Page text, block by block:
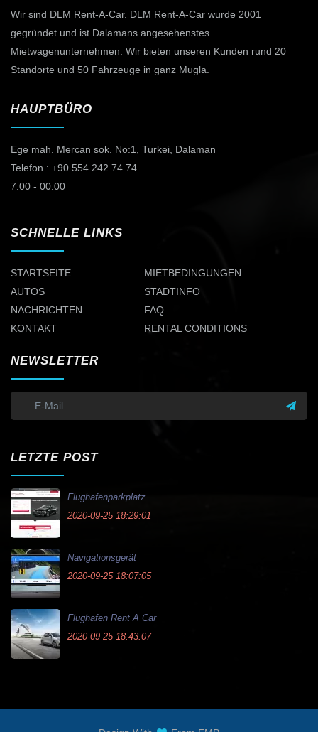
Wir sind DLM Rent-A-Car. DLM Rent-A-Car wurde 2001
gegründet und ist Dalamans angesehenstes
Mietwagenunternehmen. Wir bieten unseren Kunden rund 20
Standorte und 50 Fahrzeuge in ganz Mugla.
HAUPTBÜRO
Ege mah. Mercan sok. No:1, Turkei, Dalaman
Telefon : +90 554 242 74 74
7:00 - 00:00
SCHNELLE LINKS
STARTSEITE
AUTOS
NACHRICHTEN
KONTAKT
MIETBEDINGUNGEN
STADTINFO
FAQ
RENTAL CONDITIONS
NEWSLETTER
LETZTE POST
Flughafenparkplatz
2020-09-25 18:29:01
Navigationsgerät
2020-09-25 18:07:05
Flughafen Rent A Car
2020-09-25 18:43:07